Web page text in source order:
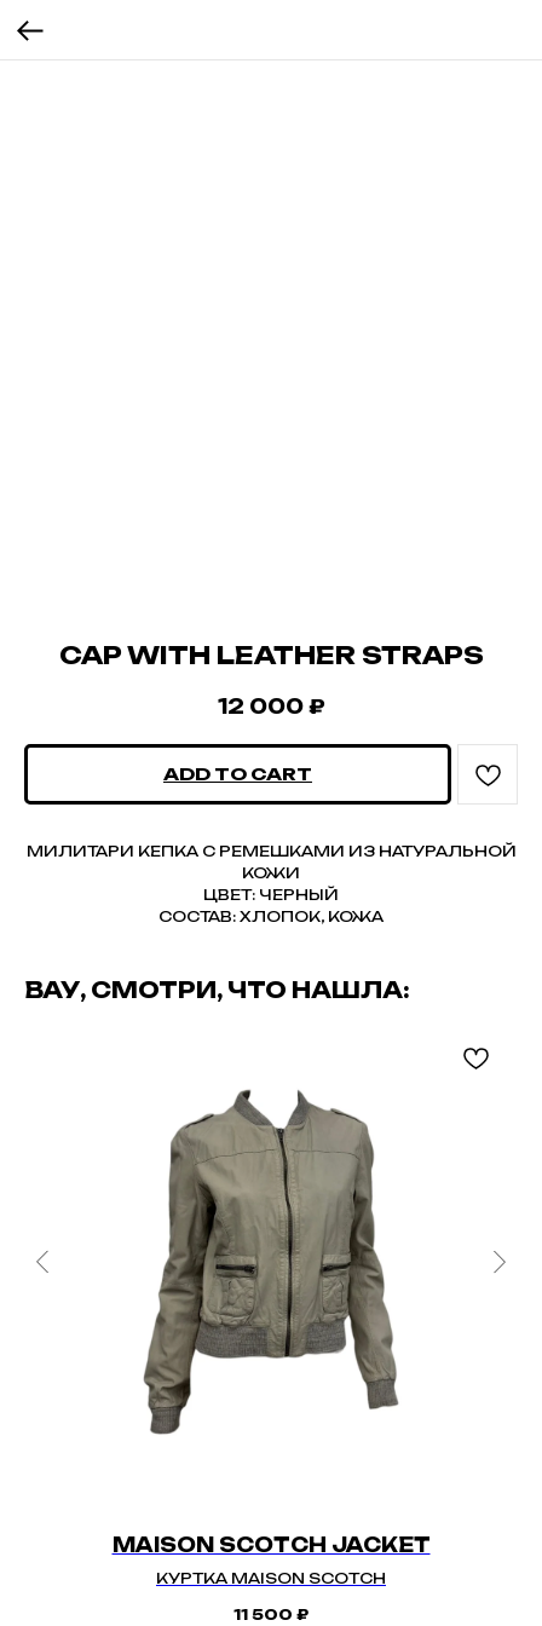
CAP WITH LEATHER STRAPS
12 000 ₽
ADD TO CART
МИЛИТАРИ КЕПКА С РЕМЕШКАМИ ИЗ НАТУРАЛЬНОЙ
КОЖИ
ЦВЕТ: ЧЕРНЫЙ
СОСТАВ: ХЛОПОК, КОЖА
ВАУ, СМОТРИ, ЧТО НАШЛА:
MAISON SCOTCH JACKET
КУРТКА MAISON SCOTCH
11 500 ₽